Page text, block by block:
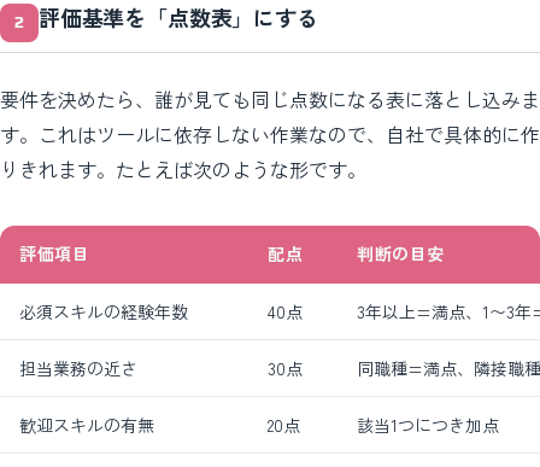
評価基準を「点数表」にする
要件を決めたら、誰が見ても同じ点数になる表に落とし込みま
す。これはツールに依存しない作業なので、自社で具体的に作
りきれます。たとえば次のような形です。
評価項目 配点 判断の目安
必須スキルの経験年数 40点 3年以上=満点、1〜3
担当業務の近さ 30点 同職種=満点、隣接職
歓迎スキルの有無 20点 該当1つにつき加点